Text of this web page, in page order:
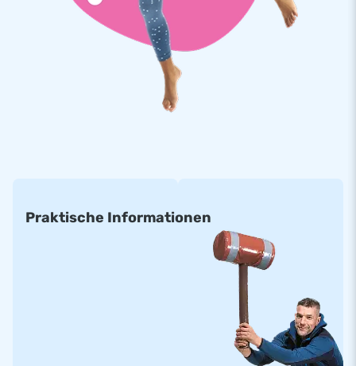
Praktische Informationen